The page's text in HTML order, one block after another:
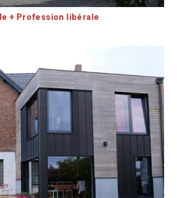
+ Profession libérale